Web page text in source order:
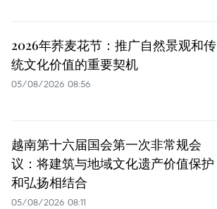
2026年荞麦花节：推广自然景观和传
统文化价值的重要契机
05/08/2026 08:56
越南第十六届国会第一次非常规会
议：将建筑与地域文化遗产价值保护
和弘扬相结合
05/08/2026 08:11